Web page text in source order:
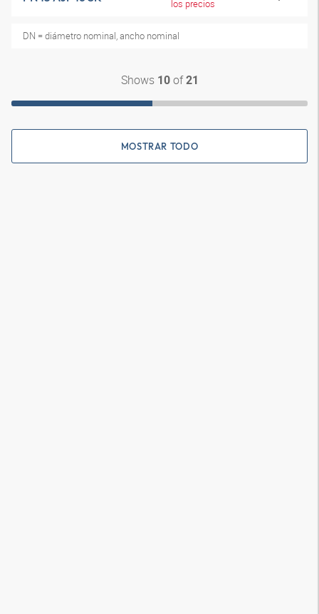
los precios
DN = diámetro nominal, ancho nominal
Shows 10of21
MOSTRAR TODO